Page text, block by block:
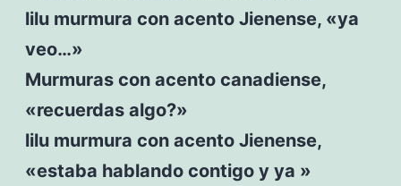
lilu murmura con acento Jienense, «ya
veo…»
Murmuras con acento canadiense,
«recuerdas algo?»
lilu murmura con acento Jienense,
«estaba hablando contigo y ya »